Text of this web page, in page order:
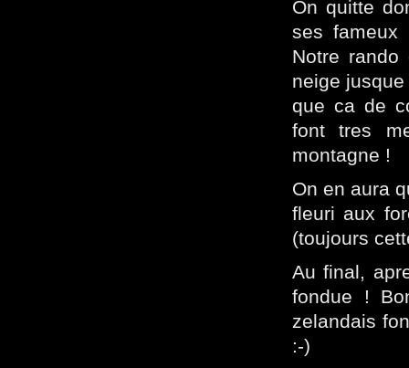
On quitte
ses fameux
Notre
neige
que ca de
font tres
montagne !
On en aura
fleuri aux
(toujours
Au final,
fondue !
zelandais
:-)